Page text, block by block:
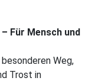
Für Mensch und
Weg,
Trost in